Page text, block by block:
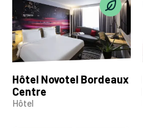
Hôtel Novotel Bordeaux
Centre
Hôtel